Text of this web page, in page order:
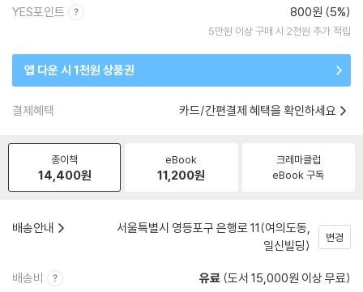
YES포인트 800원 (5%)
5만원 이상 구매 시 2천원 추가 적립
앱 다운 시 1천원 상품권
결제혜택 카드/간편결제 혜택을 확인하세요
종이책
14,400원
eBook
11,200원
크레마클럽
eBook 구독
배송안내
서울특별시 영등포구 은행로 11(여의도동,
일신빌딩)
변경
배송비 유료 (도서 15,000원 이상 무료)